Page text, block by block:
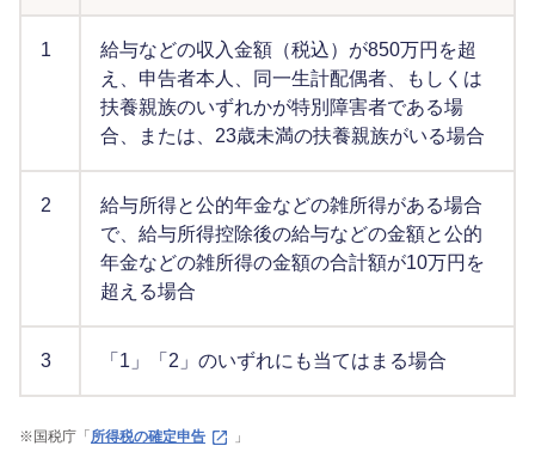
1
給与などの収入金額（税込）が850万円を超
え、申告者本人、同一生計配偶者、もしくは
扶養親族のいずれかが特別障害者である場
合、または、23歳未満の扶養親族がいる場合
2
給与所得と公的年金などの雑所得がある場合
で、給与所得控除後の給与などの金額と公的
年金などの雑所得の金額の合計額が10万円を
超える場合
3 「1」「2」のいずれにも当てはまる場合
※ 国税庁「 所得税の確定申告 」